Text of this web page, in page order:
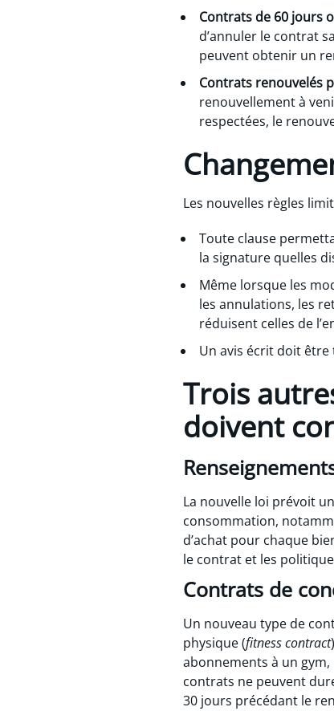
Contrats de 60 jours
d’annuler le contrat
peuvent obtenir un
Contrats renouvelés
renouvellement à
respectées, le
Les nouvelles règles
Toute clause
la signature quelles
Même lorsque les
les annulations, les
réduisent celles de
Un avis écrit doit
Trois
doivent
La nouvelle loi prévoit
consommation,
d’achat pour chaque
le contrat et les
Contrats de
Un nouveau type de
physique (fitness contract
abonnements à un gym,
contrats ne peuvent
30 jours précédant le